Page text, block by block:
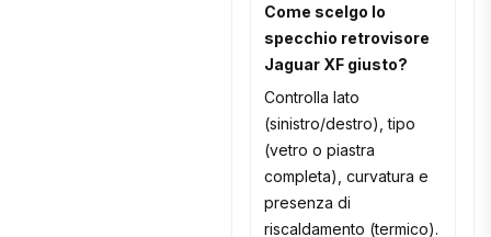
Come scelgo lo
specchio retrovisore
Jaguar XF giusto?
Controlla lato
(sinistro/destro), tipo
(vetro o piastra
completa), curvatura e
presenza di
riscaldamento (termico).